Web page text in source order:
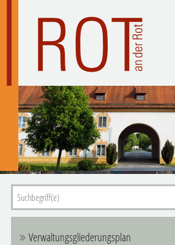
Verwaltungsgliederungsplan